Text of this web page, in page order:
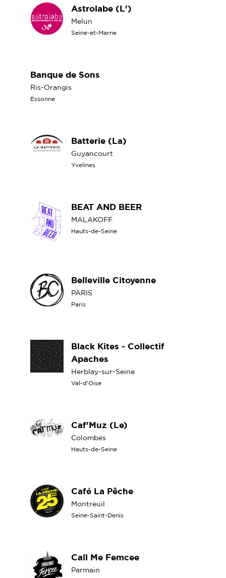
Astrolabe (L')
Melun
Seine-et-Marne
Banque de Sons
Ris-Orangis
Essonne
Batterie (La)
Guyancourt
Yvelines
BEAT AND BEER
MALAKOFF
Hauts-de-Seine
Belleville Citoyenne
PARIS
Paris
Black Kites - Collectif
Apaches
Herblay-sur-Seine
Val-d'Oise
Caf'Muz (Le)
Colombes
Hauts-de-Seine
Café La Pêche
Montreuil
Seine-Saint-Denis
Call Me Femcee
Parmain